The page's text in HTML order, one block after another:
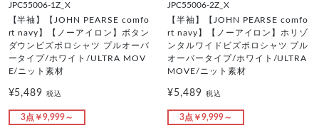
JPC55006-1Z_X
【半袖】【JOHN PEARSE comfo
rt navy】【ノーアイロン】ボタン
ダウンビズポロシャツ プルオーバ
ータイプ/ホワイト/ULTRA MOV
E/ニット素材
¥5,489税込
3点￥9,999～
JPC55006-2Z_X
【半袖】【JOHN PEARSE comfo
rt navy】【ノーアイロン】ホリゾ
ンタルワイドビズポロシャツ プル
オーバータイプ/ホワイト/ULTRA
MOVE/ニット素材
¥5,489 税込
3点￥9,999～